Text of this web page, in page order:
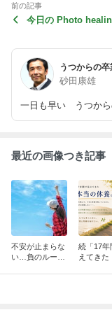
前の記事
今日の Photo healing！！
うつからの
砂田康雄
一日も早い うつから
最近の画像つき記事
不安が止まらな
い…負のループ
続「17年
えてきた